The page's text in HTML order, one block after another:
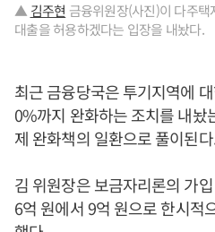
▲ 김주현 금융위원장(사진)이 다주
대출을 허용하겠다는 입장을 내놨다.
최근 금융당국은 투기지역에
0%까지 완화하는 조치를 내놨
제 완화책의 일환으로 풀이된
김 위원장은 보금자리론의 가
6억 원에서 9억 원으로 한시적